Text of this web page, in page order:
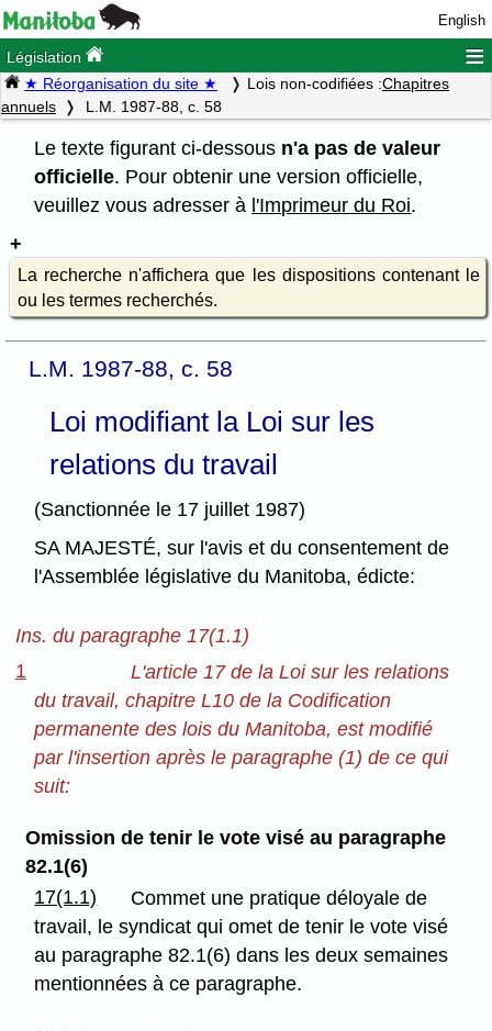
English
Législation ≡
★ Réorganisation du site ★ Lois non-codifiées :Chapitres
annuels
L.M. 1987-88, c. 58
Le texte figurant ci-dessous n'a pas de valeur
officielle. Pour obtenir une version officielle,
veuillez vous adresser à l'Imprimeur du Roi.
La recherche n'affichera que les dispositions contenant le
ou les termes recherchés.
L.M. 1987-88, c. 58
Loi modifiant la Loi sur les
relations du travail
(Sanctionnée le 17 juillet 1987)
SA MAJESTÉ, sur l'avis et du consentement de
l'Assemblée législative du Manitoba, édicte:
Ins. du paragraphe 17(1.1)
1
L'article 17 de la Loi sur les relations
du travail, chapitre L10 de la Codification
permanente des lois du Manitoba, est modifié
par l'insertion après le paragraphe (1) de ce qui
suit:
Omission de tenir le vote visé au paragraphe
82.1(6)
17(1.1)
Commet une pratique déloyale de
travail, le syndicat qui omet de tenir le vote visé
au paragraphe 82.1(6) dans les deux semaines
mentionnées à ce paragraphe.